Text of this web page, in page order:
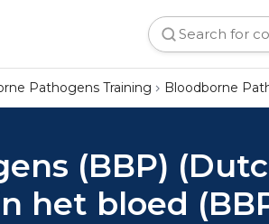
Pathogens Training Bloodborne
(BBP)
het bloed